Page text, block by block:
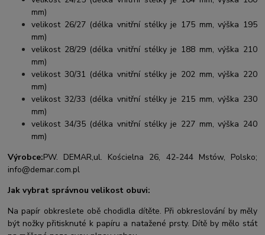
mm)
velikost 26/27 (délka vnitřní stélky je 175 mm, výška 195
mm)
velikost 28/29 (délka vnitřní stélky je 188 mm, výška 210
mm)
velikost 30/31 (délka vnitřní stélky je 202 mm, výška 220
mm)
velikost 32/33 (délka vnitřní stélky je 215 mm, výška 230
mm)
velikost 34/35 (délka vnitřní stélky je 227 mm, výška 240
mm)
Výrobce:PW. DEMAR,ul. Kościelna 26, 42-244 Mstów, Polsko;
info@demar.com.pl
Jak vybrat správnou velikost obuvi:
Na papír obkreslete obě chodidla dítěte. Při obkreslování by měly
být nožky přitisknuté k papíru a natažené prsty. Dítě by mělo stát